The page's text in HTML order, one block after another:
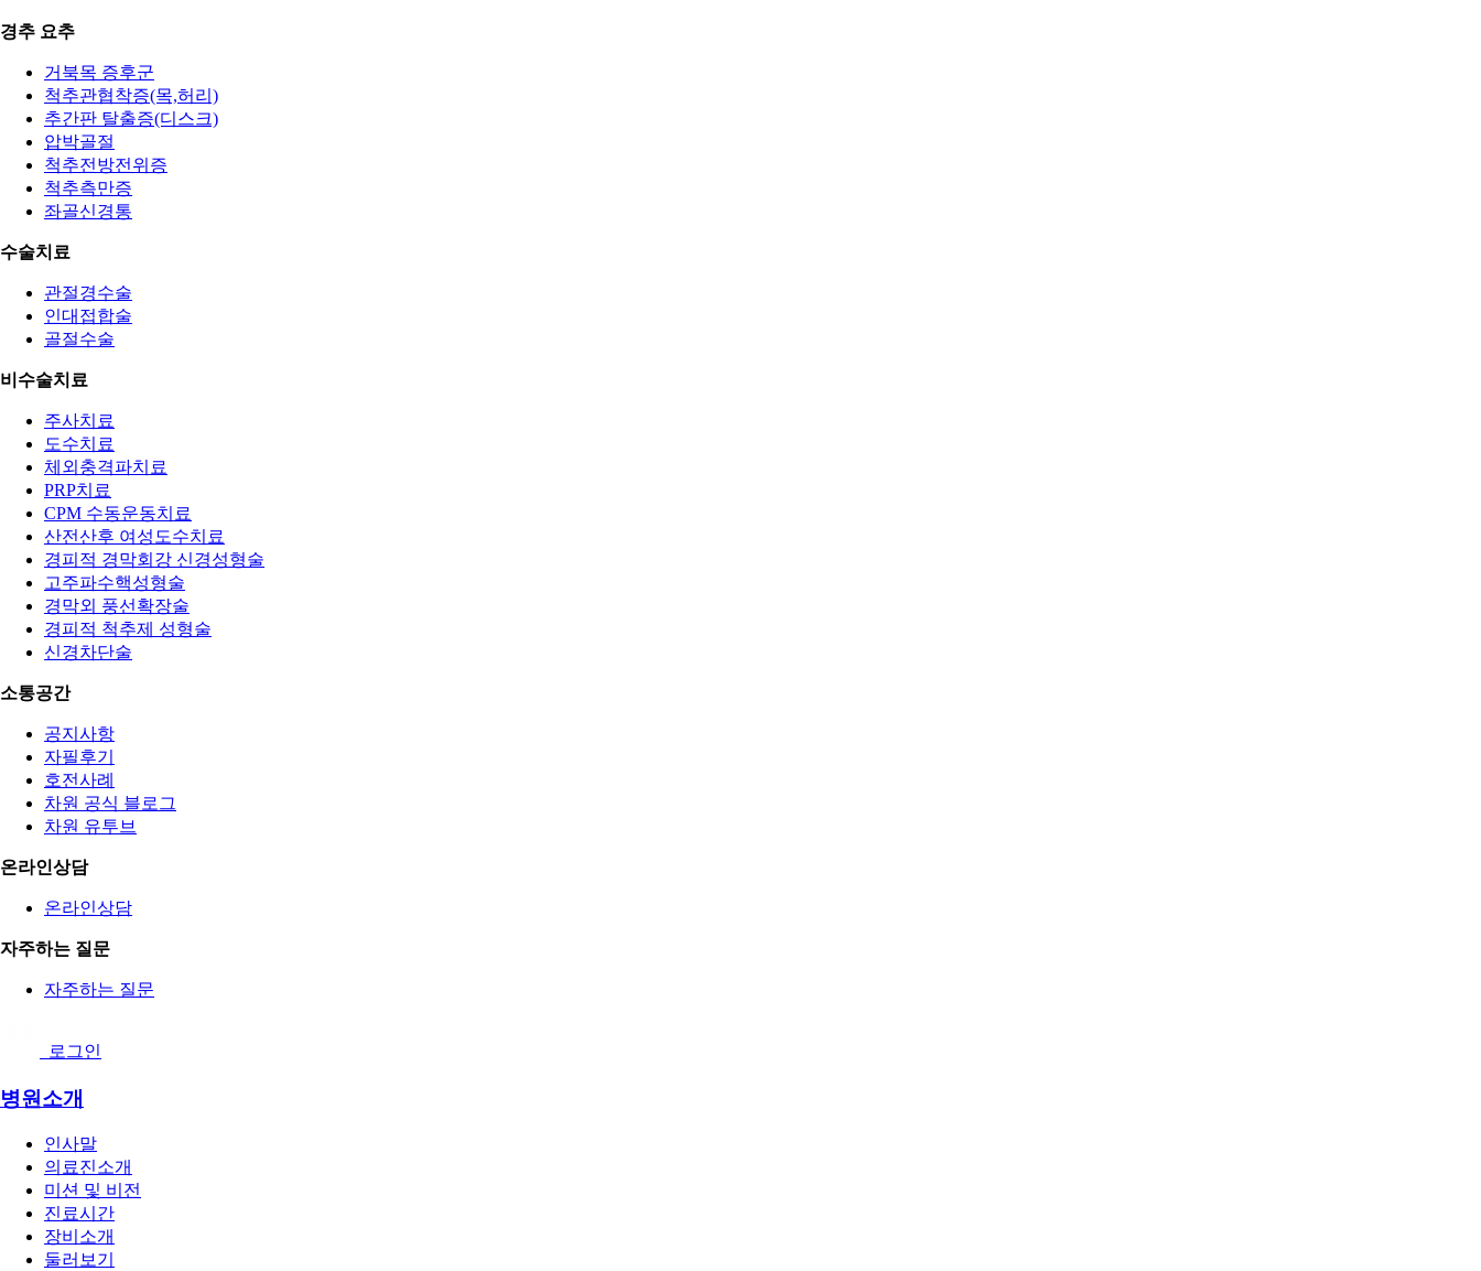
경추 요추
거북목 증후군
척추관협착증(목,허리)
추간판 탈출증(디스크)
압박골절
척추전방전위증
척추측만증
좌골신경통
수술치료
관절경수술
인대접합술
골절수술
비수술치료
주사치료
도수치료
체외충격파치료
PRP치료
CPM 수동운동치료
산전산후 여성도수치료
경피적 경막회강 신경성형술
고주파수핵성형술
경막외 풍선확장술
경피적 척추제 성형술
신경차단술
소통공간
공지사항
자필후기
호전사례
차원 공식 블로그
차원 유투브
온라인상담
온라인상담
자주하는 질문
자주하는 질문
로그인
병원소개
인사말
의료진소개
미션 및 비전
진료시간
장비소개
둘러보기